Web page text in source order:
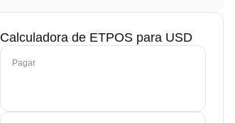
Calculadora de ETPOS para USD
Pagar